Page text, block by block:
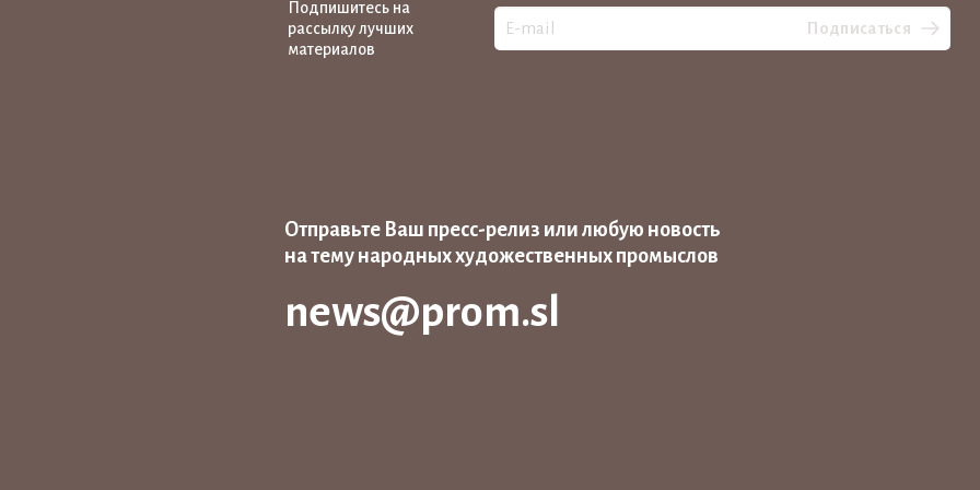
Подпишитесь на
рассылку лучших
материалов
Подписаться
Отправьте Ваш пресс-релиз или любую новость
на тему народных художественных промыслов
news@prom.sl